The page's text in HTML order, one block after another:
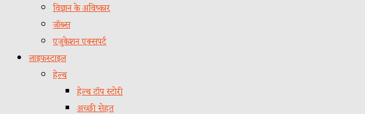
विज्ञान के अविष्कार
जॉब्स
एजुकेशन एक्सपर्ट
लाइफस्टाइल
हेल्थ
हेल्थ टॉप स्टोरी
अच्छी सेहत